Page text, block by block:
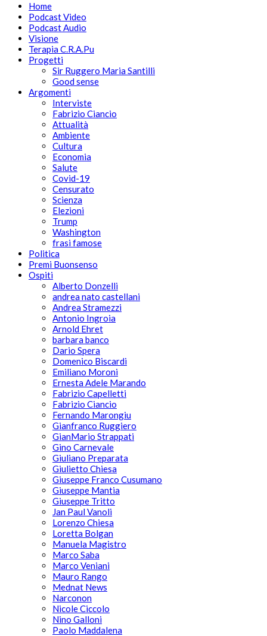
Home
Podcast Video
Podcast Audio
Visione
Terapia C.R.A.Pu
Progetti
Sir Ruggero Maria Santilli
Good sense
Argomenti
Interviste
Fabrizio Ciancio
Attualità
Ambiente
Cultura
Economia
Salute
Covid-19
Censurato
Scienza
Elezioni
Trump
Washington
frasi famose
Politica
Premi Buonsenso
Ospiti
Alberto Donzelli
andrea nato castellani
Andrea Stramezzi
Antonio Ingroia
Arnold Ehret
barbara banco
Dario Spera
Domenico Biscardi
Emiliano Moroni
Ernesta Adele Marando
Fabrizio Capelletti
Fabrizio Ciancio
Fernando Marongiu
Gianfranco Ruggiero
GianMario Strappati
Gino Carnevale
Giuliano Preparata
Giulietto Chiesa
Giuseppe Franco Cusumano
Giuseppe Mantia
Giuseppe Tritto
Jan Paul Vanoli
Lorenzo Chiesa
Loretta Bolgan
Manuela Magistro
Marco Saba
Marco Veniani
Mauro Rango
Mednat News
Narconon
Nicole Ciccolo
Nino Galloni
Paolo Maddalena